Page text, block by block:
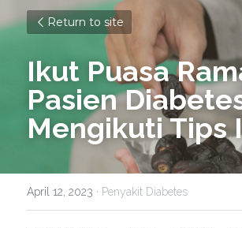
Return to site
Ikut Puasa
Pasien
Mengikuti Tips
April 12, 2023 · Penyakit Diabetes